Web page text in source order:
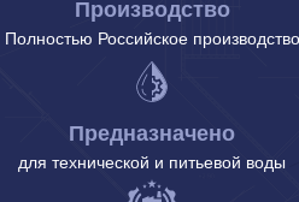
Производство
Полностью Российское производство
Предназначено
для технической и питьевой воды